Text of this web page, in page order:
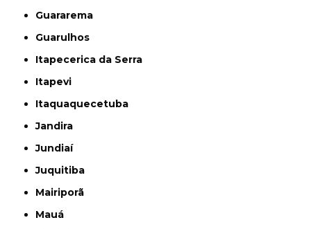
Guararema
Guarulhos
Itapecerica da Serra
Itapevi
Itaquaquecetuba
Jandira
Jundiaí
Juquitiba
Mairiporã
Mauá